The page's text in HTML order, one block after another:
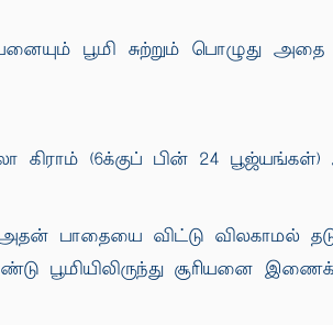
பூமி சுற்றும் பொழுது அதை
கிராம் (6க்குப் பின் 24
பாதையை விட்டு விலகாமல்
பூமியிலிருந்து சூரியனை